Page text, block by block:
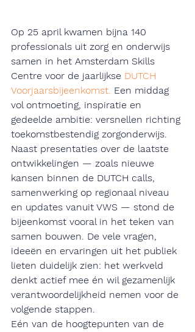
Op 25 april kwamen bijna 140
professionals uit zorg en onderwijs
samen in het Amsterdam Skills
Centre voor de jaarlijkse DUTCH
Voorjaarsbijeenkomst. Een middag
vol ontmoeting, inspiratie en
gedeelde ambitie: versnellen richting
toekomstbestendig zorgonderwijs.
Naast presentaties over de laatste
ontwikkelingen — zoals nieuwe
kansen binnen de DUTCH calls,
samenwerking op regionaal niveau
en updates vanuit VWS — stond de
bijeenkomst vooral in het teken van
samen bouwen. De vele vragen,
ideeën en ervaringen uit het publiek
lieten duidelijk zien: het werkveld
denkt actief mee én wil gezamenlijk
verantwoordelijkheid nemen voor de
volgende stappen.
Eén van de hoogtepunten van de